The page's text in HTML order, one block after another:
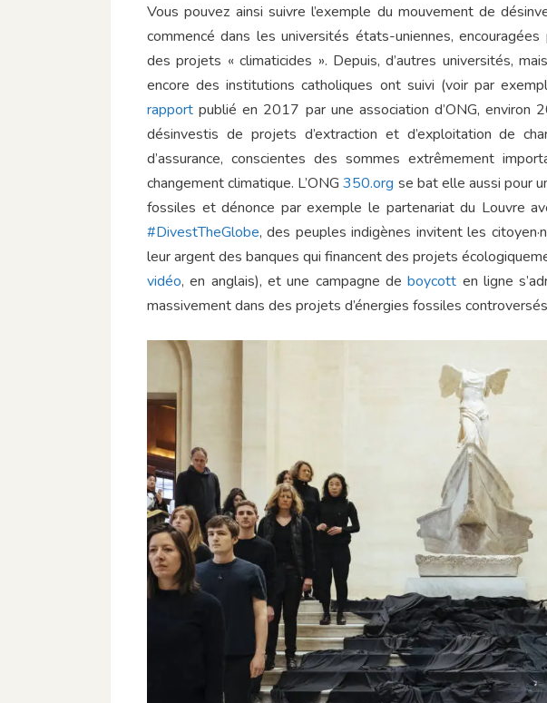
Vous pouvez ainsi suivre l’exemple du mouvement de
commencé dans les universités états-uniennes,
des projets « climaticides ». Depuis, d’autres universités,
encore des institutions catholiques ont suivi (voir par
rapport publié en 2017 par une association d’ONG, environ
désinvestis de projets d’extraction et d’exploitation de
d’assurance, conscientes des sommes extrêmement
changement climatique. L’ONG350.org se bat elle aussi pour
fossiles et dénonce par exemple le partenariat du Louvre
#DivestTheGlobe, des peuples indigènes invitent les
leur argent des banques qui financent des projets
vidéo, en anglais), et une campagne deboycott en ligne
massivement dans des projets d’énergies fossiles